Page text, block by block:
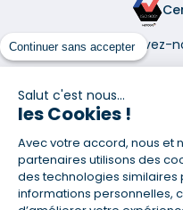
Continuer sans accepter
Salut c'est nous...
les Cookies !
Avec votre accord, nous et
partenaires utilisons des
des technologies
informations personnelles,
Retrouvez-
(1) Taux fixe national hors
(2) Économie de 65 % pour
457,23 € à 0,90 % sur 19,5 ans,
100 % (décès, PTIA, IPP, ITT,